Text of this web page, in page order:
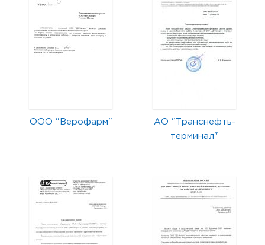
ООО "Верофарм"
АО "Транснефть-
терминал"